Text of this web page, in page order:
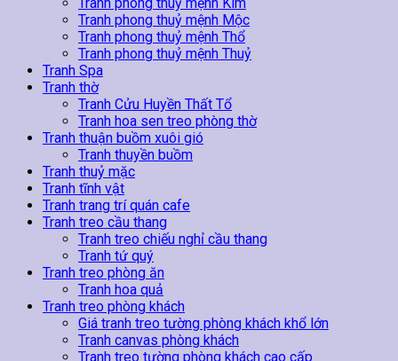
Tranh phong thuỷ mệnh Mộc
Tranh phong thuỷ mệnh Thổ
Tranh phong thuỷ mệnh Thuỷ
Tranh Spa
Tranh thờ
Tranh Cửu Huyền Thất Tổ
Tranh hoa sen treo phòng thờ
Tranh thuận buồm xuôi gió
Tranh thuyền buồm
Tranh thuỷ mặc
Tranh tĩnh vật
Tranh trang trí quán cafe
Tranh treo cầu thang
Tranh treo chiếu nghỉ cầu thang
Tranh tứ quý
Tranh treo phòng ăn
Tranh hoa quả
Tranh treo phòng khách
Giá tranh treo tường phòng khách khổ lớn
Tranh canvas phòng khách
Tranh treo tường phòng khách cao cấp